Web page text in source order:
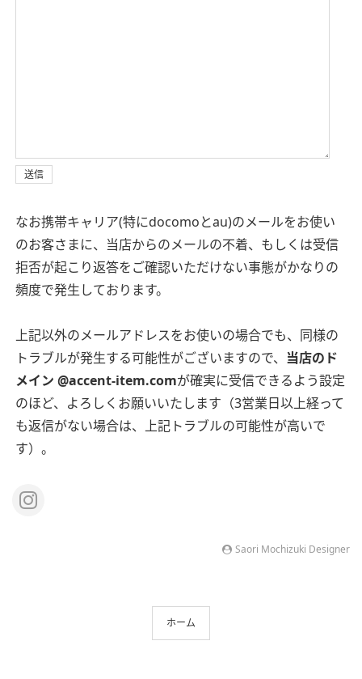
なお携帯キャリア(特にdocomoとau)のメールをお使い
のお客さまに、当店からのメールの不着、もしくは受信
拒否が起こり返答をご確認いただけない事態がかなりの
頻度で発生しております。
上記以外のメールアドレスをお使いの場合でも、同様の
トラブルが発生する可能性がございますので、 当店のド
メイン @accent-item.comが確実に受信できるよう設定
のほど、よろしくお願いいたします（3営業日以上経って
も返信がない場合は、上記トラブルの可能性が高いで
す）。
Saori Mochizuki Designer
ホーム